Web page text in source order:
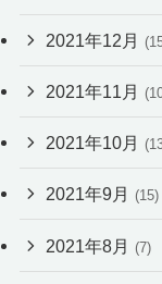
2021年12月
2021年11月
2021年10月
2021年9月 (15)
2021年8月 (7)